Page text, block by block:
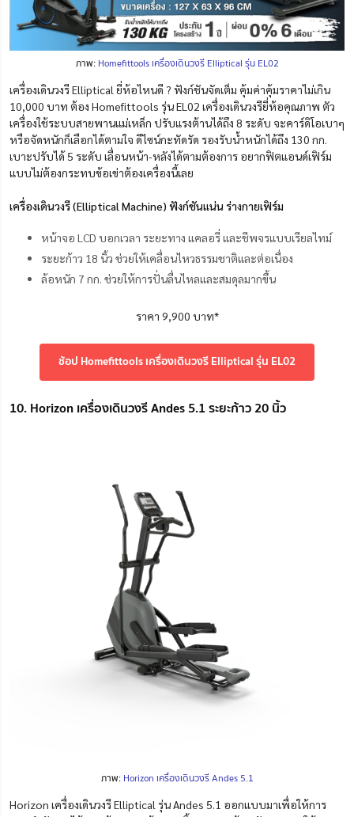
ภาพ: Homefittools เครื่องเดินวงรี Elliptical รุ่น EL02
เครื่องเดินวงรี Elliptical ยี่ห้อไหนดี ? ฟังก์ชันจัดเต็ม คุ้มค่าคุ้มราคาไม่เกิน
10,000 บาท ต้อง Homefittools รุ่น EL02 เครื่องเดินวงรียี่ห้อคุณภาพ ตัว
เครื่องใช้ระบบสายพานแม่เหล็ก ปรับแรงต้านได้ถึง 8 ระดับ จะคาร์ดิโอเบาๆ
หรือจัดหนักก็เลือกได้ตามใจ ดีไซน์กะทัดรัด รองรับน้ำหนักได้ถึง 130 กก.
เบาะปรับได้ 5 ระดับ เลื่อนหน้า-หลังได้ตามต้องการ อยากฟิตแอนด์เฟิร์ม
แบบไม่ต้องกระทบข้อเข่าต้องเครื่องนี้เลย
เครื่องเดินวงรี (Elliptical Machine) ฟังก์ชันแน่น ร่างกายเฟิร์ม
หน้าจอ LCD บอกเวลา ระยะทาง แคลอรี่ และชีพจรแบบเรียลไทม์
ระยะก้าว 18 นิ้ว ช่วยให้เคลื่อนไหวธรรมชาติและต่อเนื่อง
ล้อหนัก 7 กก. ช่วยให้การปั่นลื่นไหลและสมดุลมากขึ้น
ราคา 9,900 บาท*
ช้อป Homefittools เครื่องเดินวงรี Elliptical รุ่น EL02
10. Horizon เครื่องเดินวงรี Andes 5.1 ระยะก้าว 20 นิ้ว
ภาพ: Horizon เครื่องเดินวงรี Andes 5.1
Horizon เครื่องเดินวงรี Elliptical รุ่น Andes 5.1 ออกแบบมาเพื่อให้การ